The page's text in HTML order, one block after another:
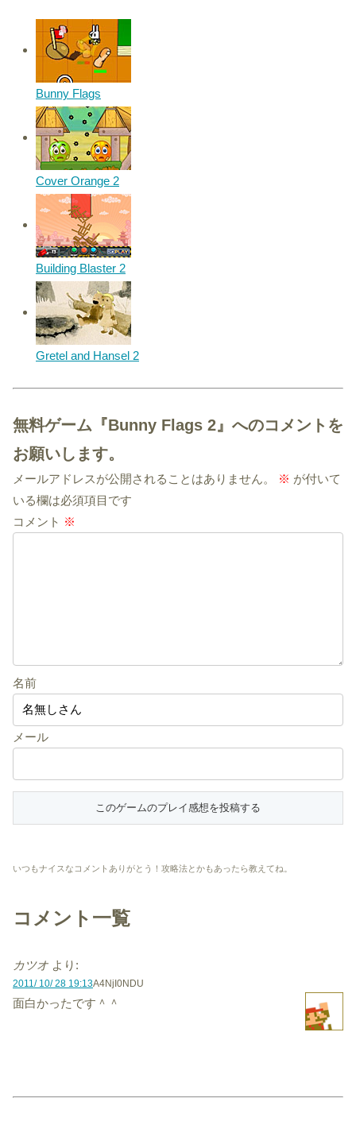
Bunny Flags
Cover Orange 2
Building Blaster 2
Gretel and Hansel 2
無料ゲーム『Bunny Flags 2』へのコメントを
お願いします。
メールアドレスが公開されることはありません。 ※ が付いて
いる欄は必須項目です
コメント ※
名前
メール
いつもナイスなコメントありがとう！攻略法とかもあったら教えてね。
コメント一覧
カツオ より:
2011/ 10/ 28 19:13A4NjI0NDU
面白かったです＾＾